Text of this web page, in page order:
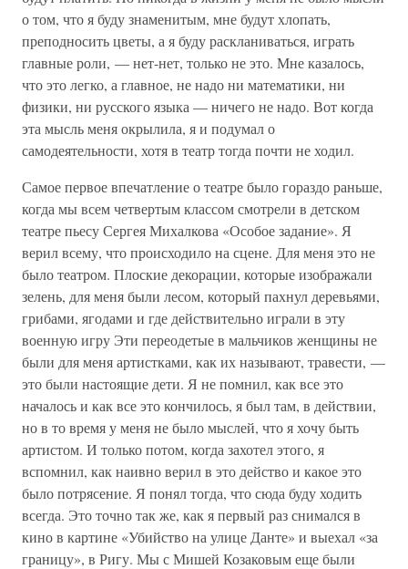
о том, что я буду знаменитым, мне будут хлопать,
преподносить цветы, а я буду раскланиваться, играть
главные роли, — нет-нет, только не это. Мне казалось,
что это легко, а главное, не надо ни математики, ни
физики, ни русского языка — ничего не надо. Вот когда
эта мысль меня окрылила, я и подумал о
самодеятельности, хотя в театр тогда почти не ходил.
Самое первое впечатление о театре было гораздо раньше,
когда мы всем четвертым классом смотрели в детском
театре пьесу Сергея Михалкова «Особое задание». Я
верил всему, что происходило на сцене. Для меня это не
было театром. Плоские декорации, которые изображали
зелень, для меня были лесом, который пахнул деревьями,
грибами, ягодами и где действительно играли в эту
военную игру Эти переодетые в мальчиков женщины не
были для меня артистками, как их называют, травести, —
это были настоящие дети. Я не помнил, как все это
началось и как все это кончилось, я был там, в действии,
но в то время у меня не было мыслей, что я хочу быть
артистом. И только потом, когда захотел этого, я
вспомнил, как наивно верил в это действо и какое это
было потрясение. Я понял тогда, что сюда буду ходить
всегда. Это точно так же, как я первый раз снимался в
кино в картине «Убийство на улице Данте» и выехал «за
границу», в Ригу. Мы с Мишей Козаковым еще были